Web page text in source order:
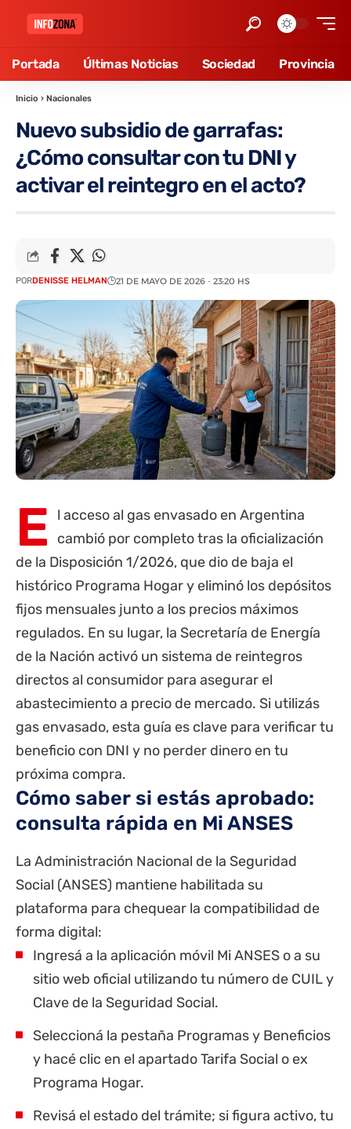
Portada Últimas Noticias Sociedad Provincia
Inicio › Nacionales
Nuevo subsidio de garrafas:
¿Cómo consultar con tu DNI y
activar el reintegro en el acto?
PORDENISSE HELMAN 21 DE MAYO DE 2026 - 23:20 HS
E
l acceso al gas envasado en Argentina
cambió por completo tras la oficialización
de la Disposición 1/2026, que dio de baja el
histórico Programa Hogary eliminó los depósitos
fijos mensuales junto a los precios máximos
regulados. En su lugar, la Secretaría de Energía
de la Nación activó un sistema de reintegros
directos al consumidor para asegurar el
abastecimiento a precio de mercado. Si utilizás
gas envasado, esta guía es clave para verificar tu
beneficio con DNI y no perder dinero en tu
próxima compra.
Cómo saber si estás aprobado:
consulta rápida en Mi ANSES
La Administración Nacional de la Seguridad
Social (ANSES) mantiene habilitada su
plataforma para chequear la compatibilidad de
forma digital:
Ingresá a la aplicación móvil Mi ANSES o a su
sitio web oficial utilizando tu número de CUIL y
Clave de la Seguridad Social.
Seleccioná la pestaña Programas y Beneficios
y hacé clic en el apartado Tarifa Social o ex
Programa Hogar.
Revisá el estado del trámite; si figura activo, tu